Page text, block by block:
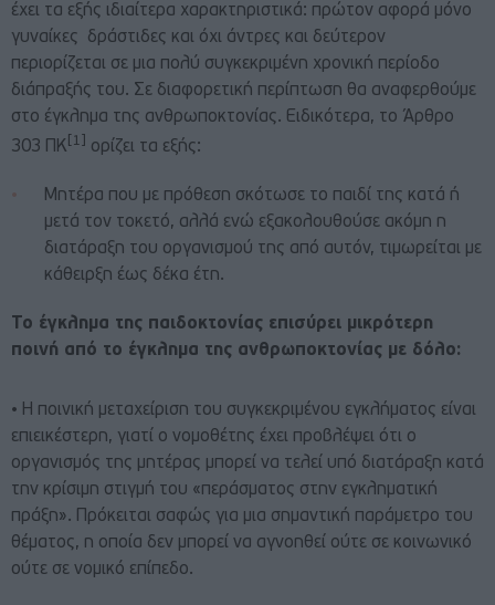
έχει τα εξής ιδιαίτερα χαρακτηριστικά: πρώτον αφορά μόνο
γυναίκες δράστιδες και όχι άντρες και δεύτερον
περιορίζεται σε μια πολύ συγκεκριμένη χρονική περίοδο
διάπραξής του. Σε διαφορετική περίπτωση θα αναφερθούμε
στο έγκλημα της ανθρωποκτονίας. Ειδικότερα, το Άρθρο
303 ΠΚ [1] ορίζει τα εξής:
Μητέρα που με πρόθεση σκότωσε το παιδί της κατά ή
μετά τον τοκετό, αλλά ενώ εξακολουθούσε ακόμη η
διατάραξη του οργανισμού της από αυτόν, τιμωρείται με
κάθειρξη έως δέκα έτη.
Το έγκλημα της παιδοκτονίας επισύρει μικρότερη
ποινή από το έγκλημα της ανθρωποκτονίας με δόλο:
• Η ποινική μεταχείριση του συγκεκριμένου εγκλήματος είναι
επιεικέστερη, γιατί ο νομοθέτης έχει προβλέψει ότι ο
οργανισμός της μητέρας μπορεί να τελεί υπό διατάραξη κατά
την κρίσιμη στιγμή του «περάσματος στην εγκληματική
πράξη». Πρόκειται σαφώς για μια σημαντική παράμετρο του
θέματος, η οποία δεν μπορεί να αγνοηθεί ούτε σε κοινωνικό
ούτε σε νομικό επίπεδο.